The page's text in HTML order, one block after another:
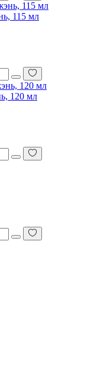
115 мл
120 мл